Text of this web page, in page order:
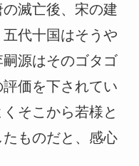
滅亡後、宋の建
代十国はそうや
源はそのゴタゴ
価を下されてい
そこから若様と
ものだと、感心